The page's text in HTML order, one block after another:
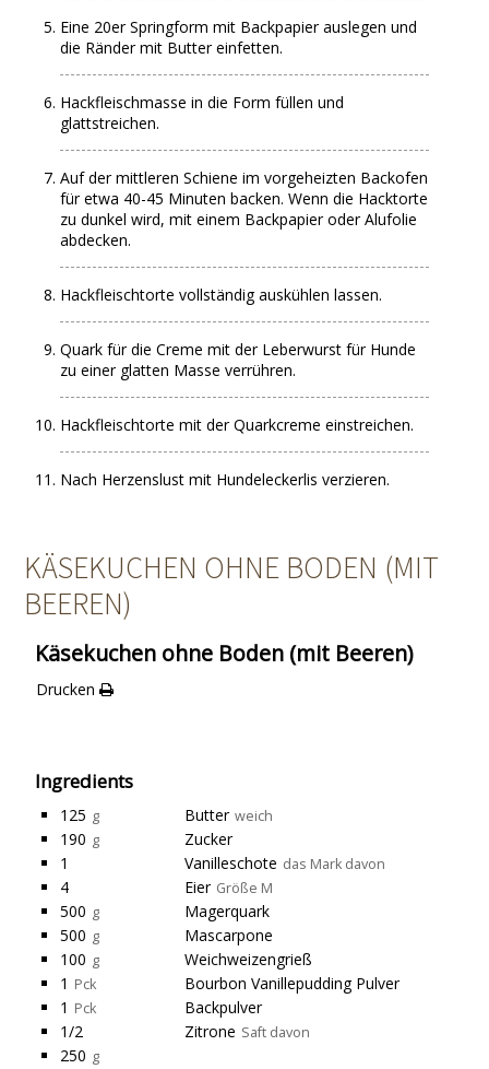
Eine 20er Springform mit Backpapier auslegen und
die Ränder mit Butter einfetten.
Hackfleischmasse in die Form füllen und
glattstreichen.
Auf der mittleren Schiene im vorgeheizten Backofen
für etwa 40-45 Minuten backen. Wenn die Hacktorte
zu dunkel wird, mit einem Backpapier oder Alufolie
abdecken.
Hackfleischtorte vollständig auskühlen lassen.
Quark für die Creme mit der Leberwurst für Hunde
zu einer glatten Masse verrühren.
Hackfleischtorte mit der Quarkcreme einstreichen.
Nach Herzenslust mit Hundeleckerlis verzieren.
KÄSEKUCHEN OHNE BODEN (MIT
BEEREN)
Käsekuchen ohne Boden (mit Beeren)
Drucken
Ingredients
125 g Butter weich
190 g
Zucker
1
Vanilleschote das Mark davon
4 Eier Größe M
500 g
Magerquark
500 g
Mascarpone
100 g
Weichweizengrieß
1 Pck
Bourbon Vanillepudding Pulver
1 Pck
Backpulver
1/2
Zitrone Saft davon
250 g